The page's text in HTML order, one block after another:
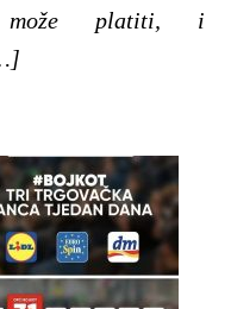
može platiti, i